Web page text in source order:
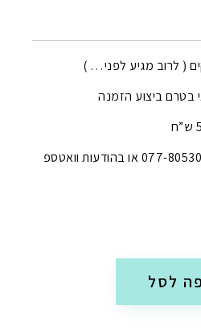
בטרם ביצוע הזמנה
לסל